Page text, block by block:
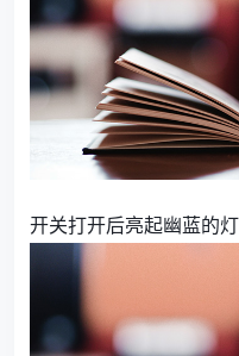
开关打开后亮起幽蓝的灯